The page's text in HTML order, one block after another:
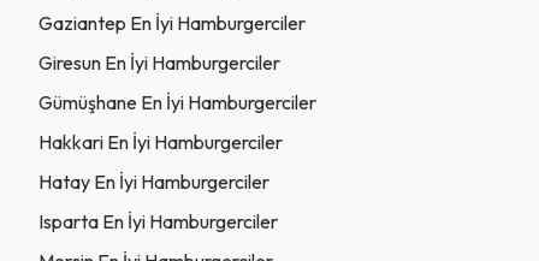
Gaziantep En İyi Hamburgerciler
Giresun En İyi Hamburgerciler
Gümüşhane En İyi Hamburgerciler
Hakkari En İyi Hamburgerciler
Hatay En İyi Hamburgerciler
Isparta En İyi Hamburgerciler